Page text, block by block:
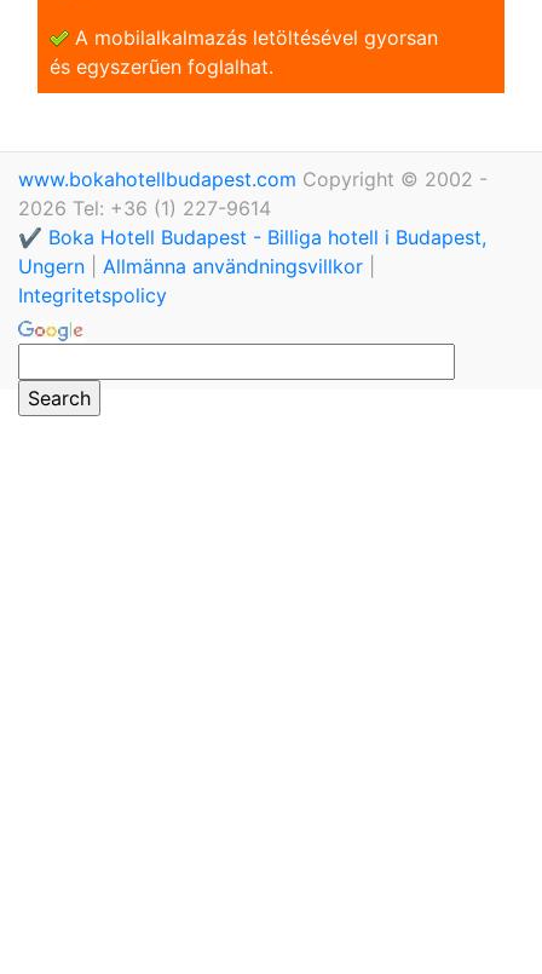
A mobilalkalmazás letöltésével gyorsan
és egyszerũen foglalhat.
www.bokahotellbudapest.com Copyright © 2002 -
2026 Tel: +36 (1) 227-9614
✔️ Boka Hotell Budapest - Billiga hotell i Budapest,
Ungern
Allmänna användningsvillkor
Integritetspolicy